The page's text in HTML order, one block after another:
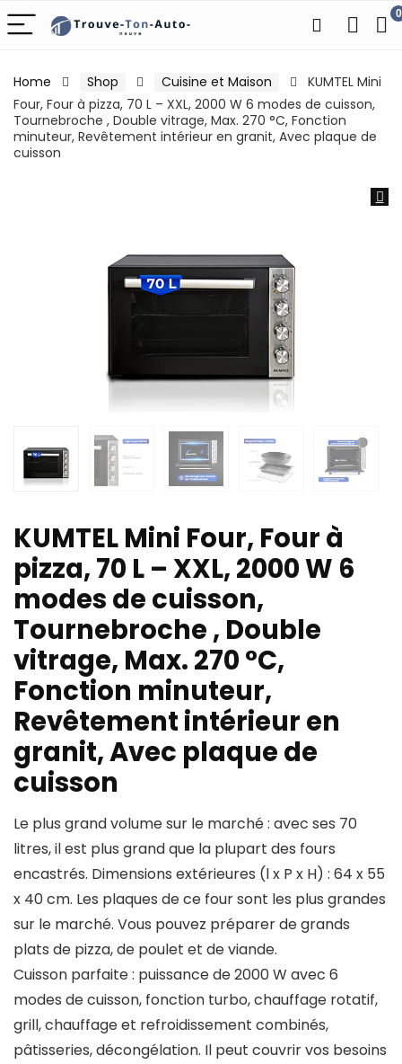
0
Home Shop Cuisine et Maison
KUMTEL Mini
Four, Four à pizza, 70 L – XXL, 2000 W 6 modes de cuisson,
Tournebroche , Double vitrage, Max. 270 °C, Fonction
minuteur, Revêtement intérieur en granit, Avec plaque de
cuisson
KUMTEL Mini Four, Four à
pizza, 70 L – XXL, 2000 W 6
modes de cuisson,
Tournebroche , Double
vitrage, Max. 270 °C,
Fonction minuteur,
Revêtement intérieur en
granit, Avec plaque de
cuisson
Le plus grand volume sur le marché : avec ses 70
litres, il est plus grand que la plupart des fours
encastrés. Dimensions extérieures (l x P x H) : 64 x 55
x 40 cm. Les plaques de ce four sont les plus grandes
sur le marché. Vous pouvez préparer de grands
plats de pizza, de poulet et de viande.
Cuisson parfaite : puissance de 2000 W avec 6
modes de cuisson, fonction turbo, chauffage rotatif,
grill, chauffage et refroidissement combinés,
pâtisseries, décongélation. Il peut couvrir vos besoins